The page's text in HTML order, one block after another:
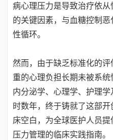
病心理压力是导致治疗依
的关键因素，与血糖控制
性循环。
然而，由于缺乏标准化的
重的心理负担长期未被系
内分泌学、心理学、护理
时数年，终于铸就了这部
床空白，为全球医护人员
压力管理的临床实践指南。